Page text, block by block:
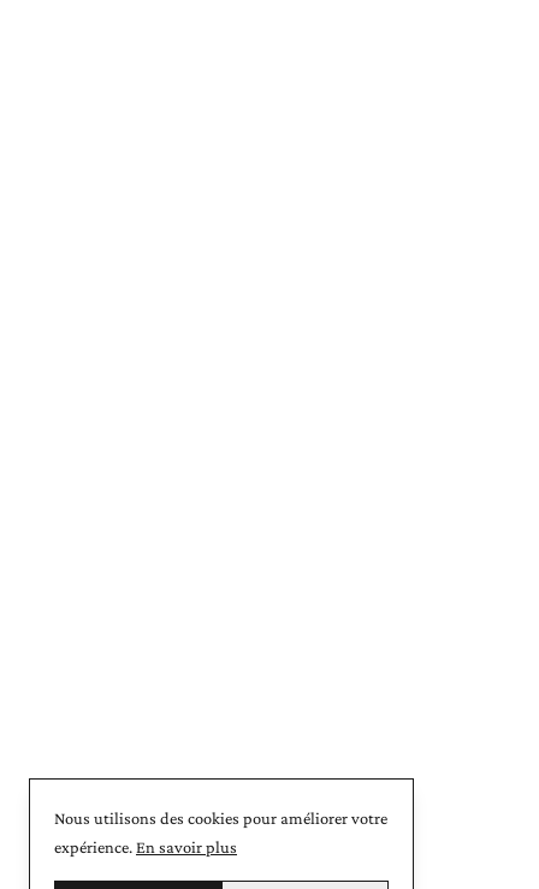
Nous utilisons des cookies pour améliorer votre
expérience.En savoir plus